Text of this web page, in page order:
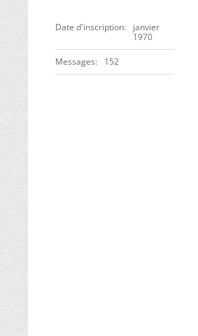
Date d'inscription
janvier
1970
Messages 152